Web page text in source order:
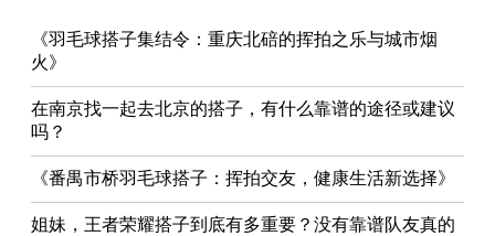
《羽毛球搭子集结令：重庆北碚的挥拍之乐与城市烟
火》
在南京找一起去北京的搭子，有什么靠谱的途径或建议
吗？
《番禺市桥羽毛球搭子：挥拍交友，健康生活新选择》
姐妹，王者荣耀搭子到底有多重要？没有靠谱队友真的